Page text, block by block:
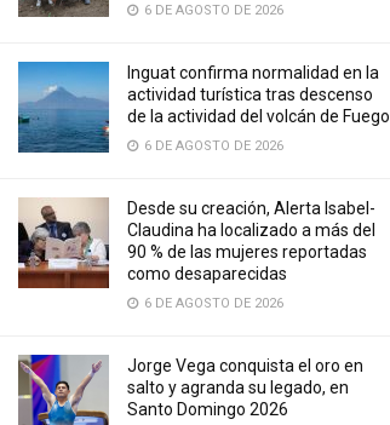
6 DE AGOSTO DE 2026
Inguat confirma normalidad en la
actividad turística tras descenso
de la actividad del volcán de Fuego
6 DE AGOSTO DE 2026
Desde su creación, Alerta Isabel-
Claudina ha localizado a más del
90 % de las mujeres reportadas
como desaparecidas
6 DE AGOSTO DE 2026
Jorge Vega conquista el oro en
salto y agranda su legado, en
Santo Domingo 2026